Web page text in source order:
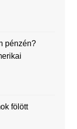
pénzén?
fölött